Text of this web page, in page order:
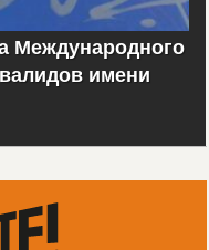
Международного
имени